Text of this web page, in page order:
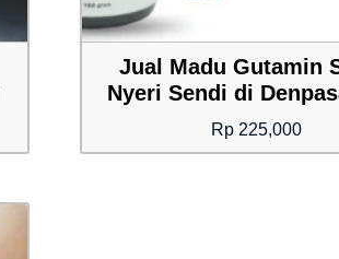
Jual Madu Gutamin
Nyeri Sendi di
Rp 225,000